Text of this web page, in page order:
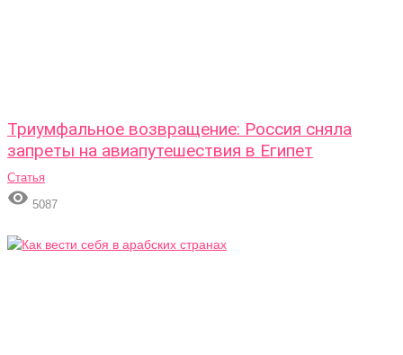
Триумфальное возвращение: Россия сняла
запреты на авиапутешествия в Египет
Статья
 5087